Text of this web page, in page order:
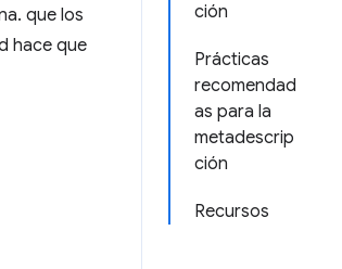
ción
Prácticas
recomendad
as para la
metadescrip
ción
Recursos
que los
hace que